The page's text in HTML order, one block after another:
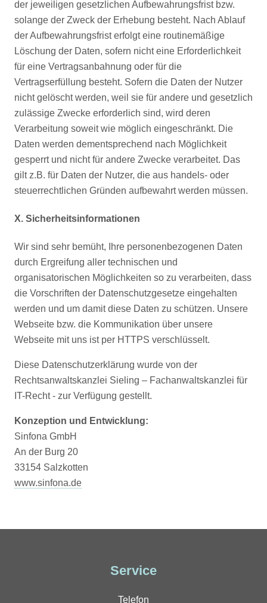
der jeweiligen gesetzlichen Aufbewahrungsfrist bzw.
solange der Zweck der Erhebung besteht. Nach Ablauf
der Aufbewahrungsfrist erfolgt eine routinemäßige
Löschung der Daten, sofern nicht eine Erforderlichkeit
für eine Vertragsanbahnung oder für die
Vertragserfüllung besteht. Sofern die Daten der Nutzer
nicht gelöscht werden, weil sie für andere und gesetzlich
zulässige Zwecke erforderlich sind, wird deren
Verarbeitung soweit wie möglich eingeschränkt. Die
Daten werden dementsprechend nach Möglichkeit
gesperrt und nicht für andere Zwecke verarbeitet. Das
gilt z.B. für Daten der Nutzer, die aus handels- oder
steuerrechtlichen Gründen aufbewahrt werden müssen.
X. Sicherheitsinformationen
Wir sind sehr bemüht, Ihre personenbezogenen Daten
durch Ergreifung aller technischen und
organisatorischen Möglichkeiten so zu verarbeiten, dass
die Vorschriften der Datenschutzgesetze eingehalten
werden und um damit diese Daten zu schützen. Unsere
Webseite bzw. die Kommunikation über unsere
Webseite mit uns ist per HTTPS verschlüsselt.
Diese Datenschutzerklärung wurde von der
Rechtsanwaltskanzlei Sieling – Fachanwaltskanzlei für
IT-Recht - zur Verfügung gestellt.
Konzeption und Entwicklung:
Sinfona GmbH
An der Burg 20
33154 Salzkotten
www.sinfona.de
Service
Telefon